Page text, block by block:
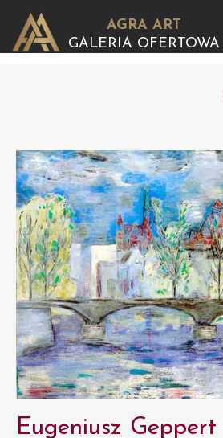
AGRA ART
GALERIA OFERTOWA
Eugeniusz Geppert